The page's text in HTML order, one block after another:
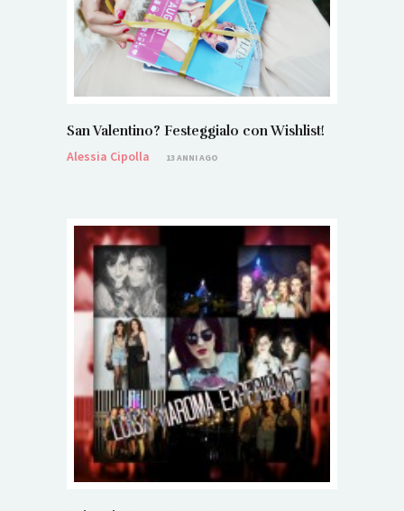
San Valentino? Festeggialo con Wishlist!
Alessia Cipolla
13 ANNI AGO